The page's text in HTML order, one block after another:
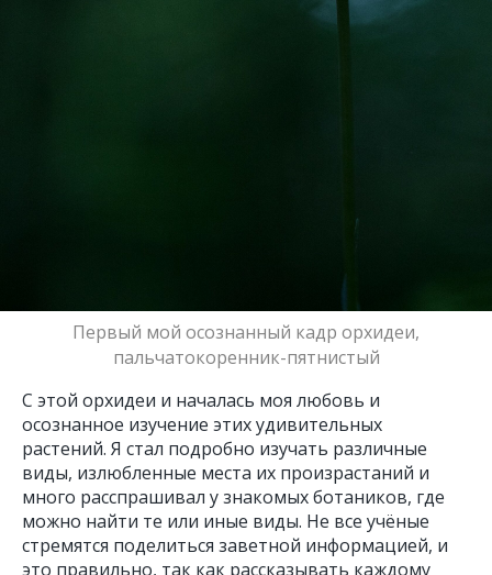
Первый мой осознанный кадр орхидеи,
пальчатокоренник-пятнистый
С этой орхидеи и началась моя любовь и
осознанное изучение этих удивительных
растений. Я стал подробно изучать различные
виды, излюбленные места их произрастаний и
много расспрашивал у знакомых ботаников, где
можно найти те или иные виды. Не все учёные
стремятся поделиться заветной информацией, и
это правильно, так как рассказывать каждому